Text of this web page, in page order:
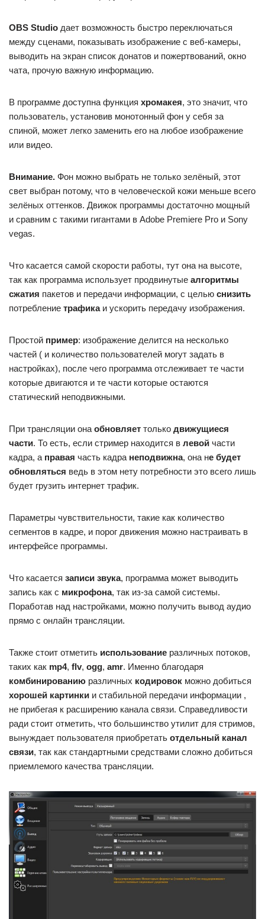
OBS Studio дает возможность быстро переключаться
между сценами, показывать изображение с веб-камеры,
выводить на экран список донатов и пожертвований, окно
чата, прочую важную информацию.
В программе доступна функция хромакея, это значит, что
пользователь, установив монотонный фон у себя за
спиной, может легко заменить его на любое изображение
или видео.
Внимание. Фон можно выбрать не только зелёный, этот
свет выбран потому, что в человеческой кожи меньше всего
зелёных оттенков. Движок программы достаточно мощный
и сравним с такими гигантами в Adobe Premiere Pro и Sony
vegas.
Что касается самой скорости работы, тут она на высоте,
так как программа использует продвинутые алгоритмы
сжатия пакетов и передачи информации, с целью снизить
потребление трафикаи ускорить передачу изображения.
Простой пример: изображение делится на несколько
частей ( и количество пользователей могут задать в
настройках), после чего программа отслеживает те части
которые двигаются и те части которые остаются
статический неподвижными.
При трансляции она обновляет только движущиеся
части. То есть, если стример находится в левой части
кадра, а правая часть кадра неподвижна, она не будет
обновляться ведь в этом нету потребности это всего лишь
будет грузить интернет трафик.
Параметры чувствительности, такие как количество
сегментов в кадре, и порог движения можно настраивать в
интерфейсе программы.
Что касается записи звука, программа может выводить
запись как с микрофона, так из-за самой системы.
Поработав над настройками, можно получить вывод аудио
прямо с онлайн трансляции.
Также стоит отметить использование различных потоков,
таких как mp4, flv, ogg, amr. Именно благодаря
комбинированию различных кодировок можно добиться
хорошей картинки и стабильной передачи информации ,
не прибегая к расширению канала связи. Справедливости
ради стоит отметить, что большинство утилит для стримов,
вынуждает пользователя приобретать отдельный канал
связи, так как стандартными средствами сложно добиться
приемлемого качества трансляции.